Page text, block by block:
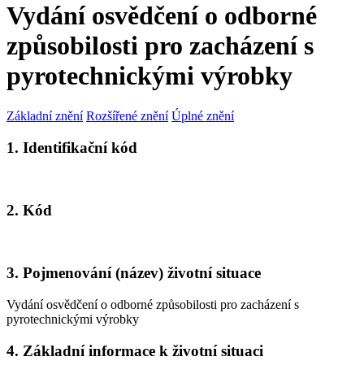
Vydání osvědčení o odborné
způsobilosti pro zacházení s
pyrotechnickými výrobky
Základní znění Rozšířené znění Úplné znění
1. Identifikační kód
2. Kód
3. Pojmenování (název) životní situace
Vydání osvědčení o odborné způsobilosti pro zacházení s
pyrotechnickými výrobky
4. Základní informace k životní situaci